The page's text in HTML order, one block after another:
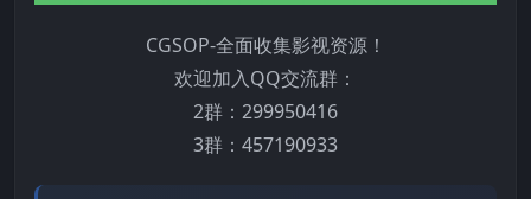
CGSOP-全面收集影视资源！
欢迎加入QQ交流群：
2群：299950416
3群：457190933